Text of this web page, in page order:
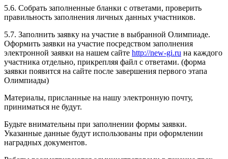
5.6. Собрать заполненные бланки с ответами, проверить
правильность заполнения личных данных участников.
5.7. Заполнить заявку на участие в выбранной Олимпиаде.
Оформить заявки на участие посредством заполнения
электронной заявки на нашем сайтеhttp://new-gi.ruна каждого
участника отдельно, прикрепляя файл с ответами. (форма
заявки появится на сайте после завершения первого этапа
Олимпиады)
Материалы, присланные на нашу электронную почту,
приниматься не будут.
Будьте внимательны при заполнении формы заявки.
Указанные данные будут использованы при оформлении
наградных документов.